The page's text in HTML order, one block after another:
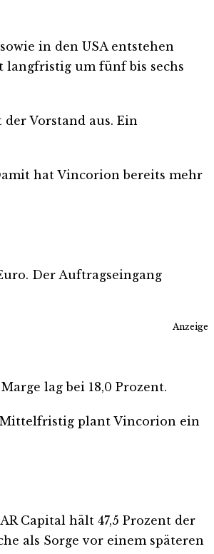
in den USA entstehen
langfristig um fünf bis sechs
Vorstand aus. Ein
hat Vincorion bereits mehr
Der Auftragseingang
Anzeige
lag bei 18,0 Prozent.
Mittelfristig plant Vincorion ein
Capital hält 47,5 Prozent der
als Sorge vor einem späteren